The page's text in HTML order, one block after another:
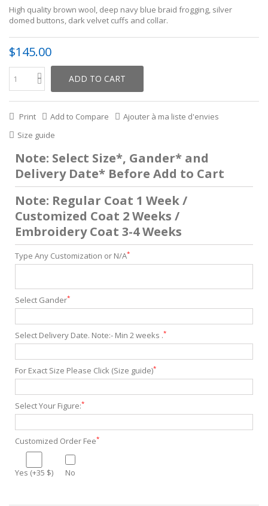
High quality brown wool, deep navy blue braid frogging, silver
domed buttons, dark velvet cuffs and collar.
$145.00
ADD TO CART
Print Add to Compare
Ajouter à ma liste d'envies
Size guide
Note: Select Size*, Gander* and
Delivery Date* Before Add to Cart
Note: Regular Coat 1 Week /
Customized Coat 2 Weeks /
Embroidery Coat 3-4 Weeks
Type Any Customization or N/A*
Select Gander*
Select Delivery Date. Note:- Min 2 weeks .*
For Exact Size Please Click (Size guide)*
Select Your Figure:*
Customized Order Fee*
Yes (+35 $) No